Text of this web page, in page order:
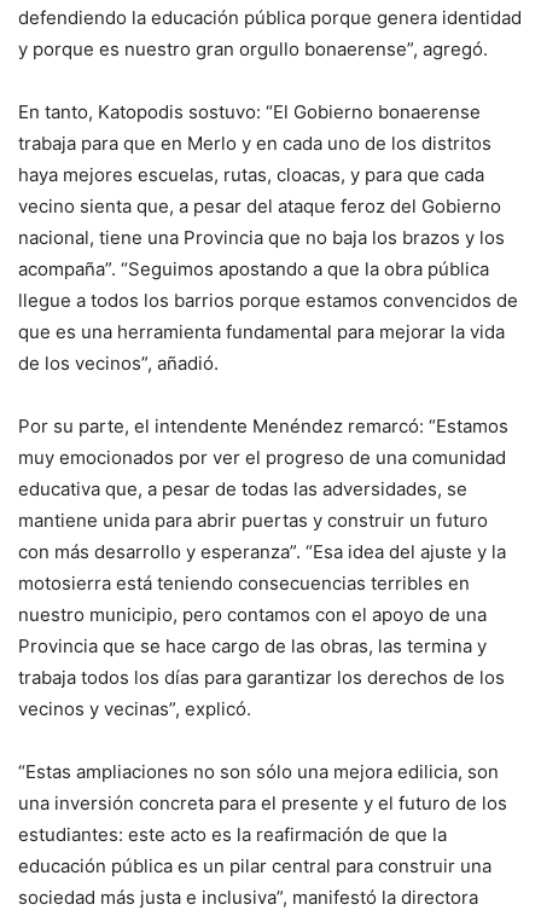
defendiendo la educación pública porque genera identidad
y porque es nuestro gran orgullo bonaerense”, agregó.
En tanto, Katopodis sostuvo: “El Gobierno bonaerense
trabaja para que en Merlo y en cada uno de los distritos
haya mejores escuelas, rutas, cloacas, y para que cada
vecino sienta que, a pesar del ataque feroz del Gobierno
nacional, tiene una Provincia que no baja los brazos y los
acompaña”. “Seguimos apostando a que la obra pública
llegue a todos los barrios porque estamos convencidos de
que es una herramienta fundamental para mejorar la vida
de los vecinos”, añadió.
Por su parte, el intendente Menéndez remarcó: “Estamos
muy emocionados por ver el progreso de una comunidad
educativa que, a pesar de todas las adversidades, se
mantiene unida para abrir puertas y construir un futuro
con más desarrollo y esperanza”. “Esa idea del ajuste y la
motosierra está teniendo consecuencias terribles en
nuestro municipio, pero contamos con el apoyo de una
Provincia que se hace cargo de las obras, las termina y
trabaja todos los días para garantizar los derechos de los
vecinos y vecinas”, explicó.
“Estas ampliaciones no son sólo una mejora edilicia, son
una inversión concreta para el presente y el futuro de los
estudiantes: este acto es la reafirmación de que la
educación pública es un pilar central para construir una
sociedad más justa e inclusiva”, manifestó la directora